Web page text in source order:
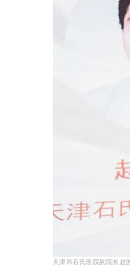
天津市石氏医院副院长赵